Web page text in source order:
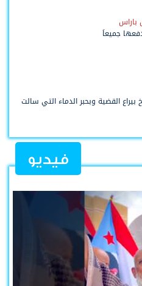
باراس
جميعاً
بيراع القضية وبحبر الدماء التي سالت
فيديو